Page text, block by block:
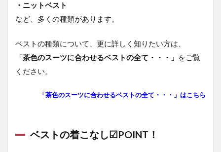
・ニットベスト
など、多くの種類があります。
ベストの種類について、更に詳しく知りたい方は、
「茶色のスーツに合わせるベストの全て・・・」 をご覧
ください。
「茶色のスーツに合わせるベストの全て・・・」はこちら
ベストの着こなし☑POINT！